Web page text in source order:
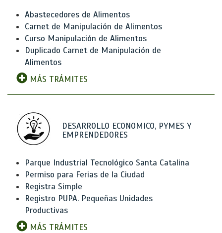
Abastecedores de Alimentos
Carnet de Manipulación de Alimentos
Curso Manipulación de Alimentos
Duplicado Carnet de Manipulación de
Alimentos
MÁS TRÁMITES
DESARROLLO ECONOMICO, PYMES Y
EMPRENDEDORES
Parque Industrial Tecnológico Santa Catalina
Permiso para Ferias de la Ciudad
Registra Simple
Registro PUPA. Pequeñas Unidades
Productivas
MÁS TRÁMITES